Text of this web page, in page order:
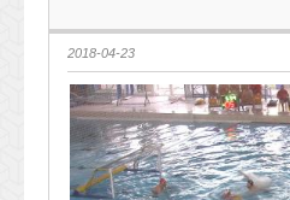
2018-04-23